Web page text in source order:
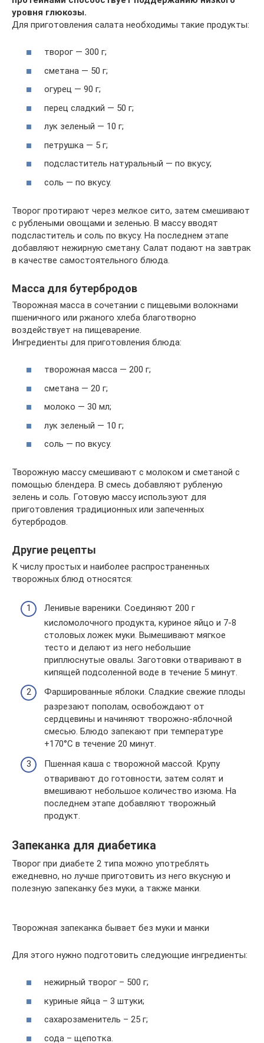
уровня глюкозы.
Для приготовления салата необходимы такие продукты:
творог — 300 г;
сметана — 50 г;
огурец — 90 г;
перец сладкий — 50 г;
лук зеленый — 10 г;
петрушка — 5 г;
подсластитель натуральный — по вкусу;
соль — по вкусу.
Творог протирают через мелкое сито, затем смешивают
с рублеными овощами и зеленью. В массу вводят
подсластитель и соль по вкусу. На последнем этапе
добавляют нежирную сметану. Салат подают на завтрак
в качестве самостоятельного блюда.
Масса для бутербродов
Творожная масса в сочетании с пищевыми волокнами
пшеничного или ржаного хлеба благотворно
воздействует на пищеварение.
Ингредиенты для приготовления блюда:
творожная масса — 200 г;
сметана — 20 г;
молоко — 30 мл;
лук зеленый — 10 г;
соль — по вкусу.
Творожную массу смешивают с молоком и сметаной с
помощью блендера. В смесь добавляют рубленую
зелень и соль. Готовую массу используют для
приготовления традиционных или запеченных
бутербродов.
Другие рецепты
К числу простых и наиболее распространенных
творожных блюд относятся:
Ленивые вареники. Соединяют 200 г
кисломолочного продукта, куриное яйцо и 7-8
столовых ложек муки. Вымешивают мягкое
тесто и делают из него небольшие
приплюснутые овалы. Заготовки отваривают в
кипящей подсоленной воде в течение 5 минут.
Фаршированные яблоки. Сладкие свежие плоды
разрезают пополам, освобождают от
сердцевины и начиняют творожно-яблочной
смесью. Блюдо запекают при температуре
+170°C в течение 20 минут.
Пшенная каша с творожной массой. Крупу
отваривают до готовности, затем солят и
вмешивают небольшое количество изюма. На
последнем этапе добавляют творожный
продукт.
Запеканка для диабетика
Творог при диабете 2 типа можно употреблять
ежедневно, но лучше приготовить из него вкусную и
полезную запеканку без муки, а также манки.
Творожная запеканка бывает без муки и манки
Для этого нужно подготовить следующие ингредиенты:
нежирный творог – 500 г;
куриные яйца – 3 штуки;
сахарозаменитель – 25 г;
сода – щепотка.